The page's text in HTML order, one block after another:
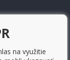
na využitie